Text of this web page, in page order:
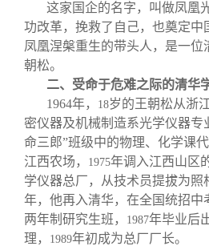
这家国企的名字，叫做凤凰
功改革，挽救了自己，也奠定中
凤凰涅槃重生的带头人，是一位
朝松。
二、受命于危难之际的清华
1964年， 18岁的王朝松从浙
密仪器及机械制造系光学仪器专
命三郎”班级中的物理、化学课代
江西农场，
1975年调入江西山
学仪器总厂，从技术员提拔为照
年，他再入清华，在全国统招中
两年制研究生班，
1987年毕业后
理，
1989年初成为总厂厂长。